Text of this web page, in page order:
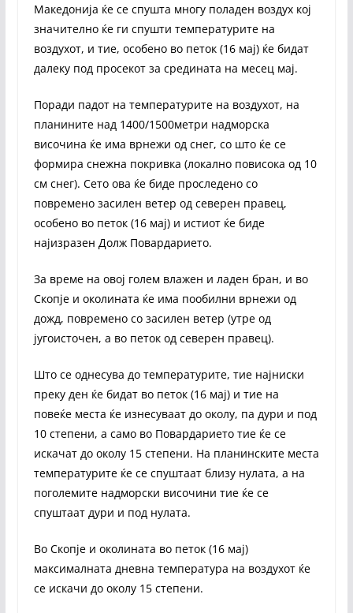
Македонија ќе се спушта многу поладен воздух кој
значително ќе ги спушти температурите на
воздухот, и тие, особено во петок (16 мај) ќе бидат
далеку под просекот за средината на месец мај.
Поради падот на температурите на воздухот, на
планините над 1400/1500метри надморска
височина ќе има врнежи од снег, со што ќе се
формира снежна покривка (локално повисока од 10
cм снег). Сето ова ќе биде проследено со
повремено засилен ветер од северен правец,
особено во петок (16 мај) и истиот ќе биде
најизразен Долж Повардарието.
За време на овој голем влажен и ладен бран, и во
Скопје и околината ќе има пообилни врнежи од
дожд, повремено со засилен ветер (утре од
југоисточен, а во петок од северен правец).
Што се однесува до температурите, тие најниски
преку ден ќе бидат во петок (16 мај) и тие на
повеќе места ќе изнесуваат до околу, па дури и под
10 степени, а само во Повардарието тие ќе се
искачат до околу 15 степени. На планинските места
температурите ќе се спуштаат близу нулата, а на
поголемите надморски височини тие ќе се
спуштаат дури и под нулата.
Во Скопје и околината во петок (16 мај)
максималната дневна температура на воздухот ќе
се искачи до околу 15 степени.